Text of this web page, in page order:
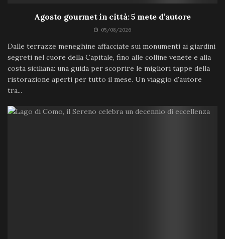
Agosto gourmet in città: 5 mete d’autore
05/08/2026
Dalle terrazze meneghine affacciate sui monumenti ai giardini
segreti nel cuore della Capitale, fino alle colline venete e alla
costa siciliana: una guida per scoprire le migliori tappe della
ristorazione aperti per tutto il mese. Un viaggio d'autore
tra...